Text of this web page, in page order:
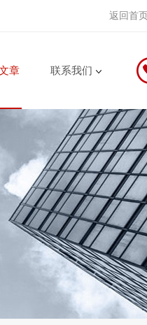
返回首
章 联系我们